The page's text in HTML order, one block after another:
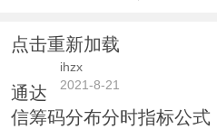
点击重新加载
ihzx
2021-8-21
通达
信筹码分布分时指标公式